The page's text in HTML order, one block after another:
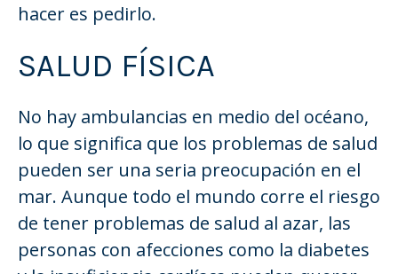
hacer es pedirlo.
SALUD FÍSICA
No hay ambulancias en medio del océano,
lo que significa que los problemas de salud
pueden ser una seria preocupación en el
mar. Aunque todo el mundo corre el riesgo
de tener problemas de salud al azar, las
personas con afecciones como la diabetes